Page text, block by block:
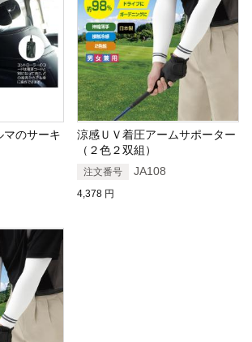
マのサーキ
涼感ＵＶ着圧アームサポーター
（２色２双組）
注文番号 JA108
4,378 円